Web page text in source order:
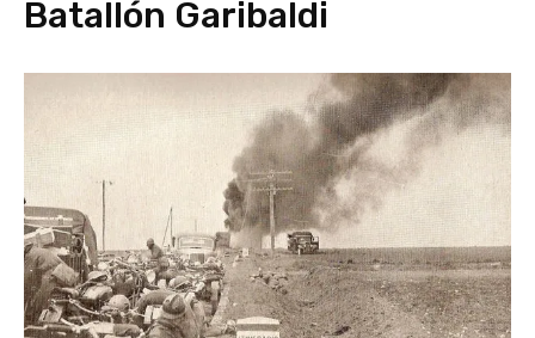
Batallón Garibaldi